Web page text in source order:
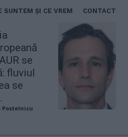
SUNTEM ȘI CE VREM CONTACT
se
fluviul
se
Postelnicu